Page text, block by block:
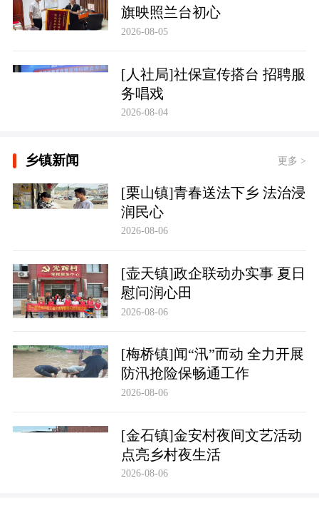
旗映照兰台初心
2026-08-05
[人社局]社保宣传搭台 招聘服
务唱戏
2026-08-04
乡镇新闻 更多 >
[栗山镇]青春送法下乡 法治浸
润民心
2026-08-06
[壶天镇]政企联动办实事 夏日
慰问润心田
2026-08-06
[梅桥镇]闻“汛”而动 全力开展
防汛抢险保畅通工作
2026-08-06
[金石镇]金安村夜间文艺活动
点亮乡村夜生活
2026-08-06